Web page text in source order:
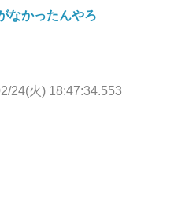
なかったんやろ
24(火) 18:47:34.553